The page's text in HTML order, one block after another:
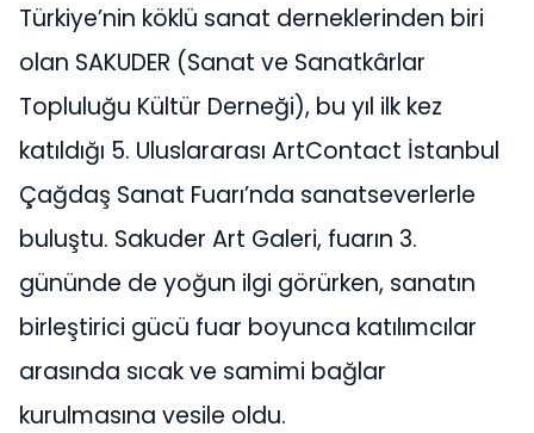
Türkiye’nin köklü sanat derneklerinden biri
olan SAKUDER (Sanat ve Sanatkârlar
Topluluğu Kültür Derneği), bu yıl ilk kez
katıldığı 5. Uluslararası ArtContact İstanbul
Çağdaş Sanat Fuarı’nda sanatseverlerle
buluştu. Sakuder Art Galeri, fuarın 3.
gününde de yoğun ilgi görürken, sanatın
birleştirici gücü fuar boyunca katılımcılar
arasında sıcak ve samimi bağlar
kurulmasına vesile oldu.